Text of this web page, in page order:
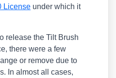
Licen­se under which it
release the Tilt Brush
the­re were a few
or remo­ve due to
In almost all cases,